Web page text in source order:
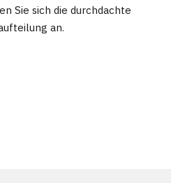
Sie sich die durchdachte
an.